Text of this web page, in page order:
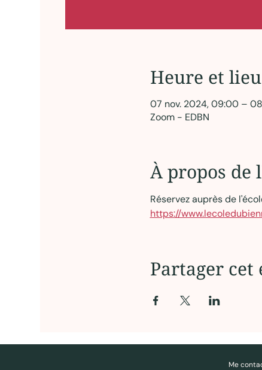
Heure et lieu
07 nov. 2024, 09:00 –
Zoom - EDBN
À propos de
Réservez auprès de
https://
Partager cet
Me